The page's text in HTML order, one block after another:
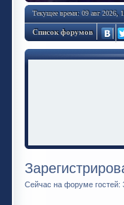
Текущее время: 09 авг 2026,
Список форумов
Сейчас на форуме гостей: